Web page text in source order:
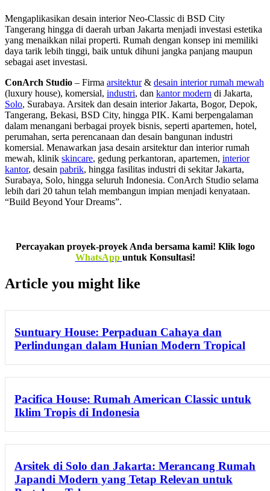
Mengaplikasikan desain interior Neo-Classic di BSD City
Tangerang hingga di daerah urban Jakarta menjadi investasi estetika
yang menaikkan nilai properti. Rumah dengan konsep ini memiliki
daya tarik lebih tinggi, baik untuk dihuni jangka panjang maupun
sebagai aset investasi.
ConArch Studio – Firma arsitektur& desain interior rumah mewah
(luxury house), komersial, industri, dan kantor modern di Jakarta,
Solo, Surabaya. Arsitek dan desain interior Jakarta, Bogor, Depok,
Tangerang, Bekasi, BSD City, hingga PIK. Kami berpengalaman
dalam menangani berbagai proyek bisnis, seperti apartemen, hotel,
perumahan, serta perencanaan dan desain bangunan industri
komersial. Menawarkan jasa desain arsitektur dan interior rumah
mewah, klinik skincare, gedung perkantoran, apartemen, interior
kantor, desain pabrik, hingga fasilitas industri di sekitar Jakarta,
Surabaya, Solo, hingga seluruh Indonesia. ConArch Studio selama
lebih dari 20 tahun telah membangun impian menjadi kenyataan.
“Build Beyond Your Dreams”.
Percayakan proyek-proyek Anda bersama kami! Klik logo
WhatsApp untuk Konsultasi!
Article you might like
Suntuary House: Perpaduan Cahaya dan
Perlindungan dalam Hunian Modern Tropical
Pacifica House: Rumah American Classic untuk
Iklim Tropis di Indonesia
Arsitek di Solo dan Jakarta: Merancang Rumah
Japandi Modern yang Tetap Relevan untuk